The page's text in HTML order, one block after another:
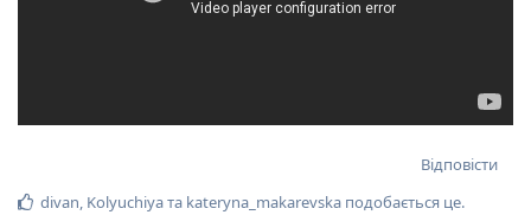
Відповісти
divan, Kolyuchiyaта kateryna_makarevska подобається це.